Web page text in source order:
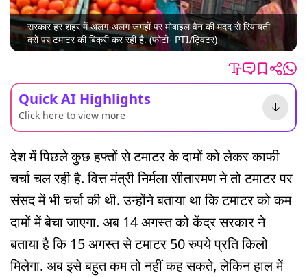
सरकार हर शहर में अलग-अलग जगहों पर मोबाइल वैन की मदद से रियायती
दरों पर टमाटर की बिक्री कर रही है. (फोटो- PTI/ट्विटर)
Quick AI Highlights
Click here to view more
देश में पिछले कुछ हफ्तों से टमाटर के दामों को लेकर काफी
चर्चा चल रही है. वित्त मंत्री निर्मला सीतारमण ने तो टमाटर पर
संसद में भी चर्चा की थी. उन्होंने बताया था कि टमाटर को कम
दामों में बेचा जाएगा. अब 14 अगस्त को केंद्र सरकार ने
बताया है कि 15 अगस्त से टमाटर 50 रुपये प्रति किलो
मिलेगा. अब इसे बहुत कम तो नहीं कह सकते, लेकिन हाल में